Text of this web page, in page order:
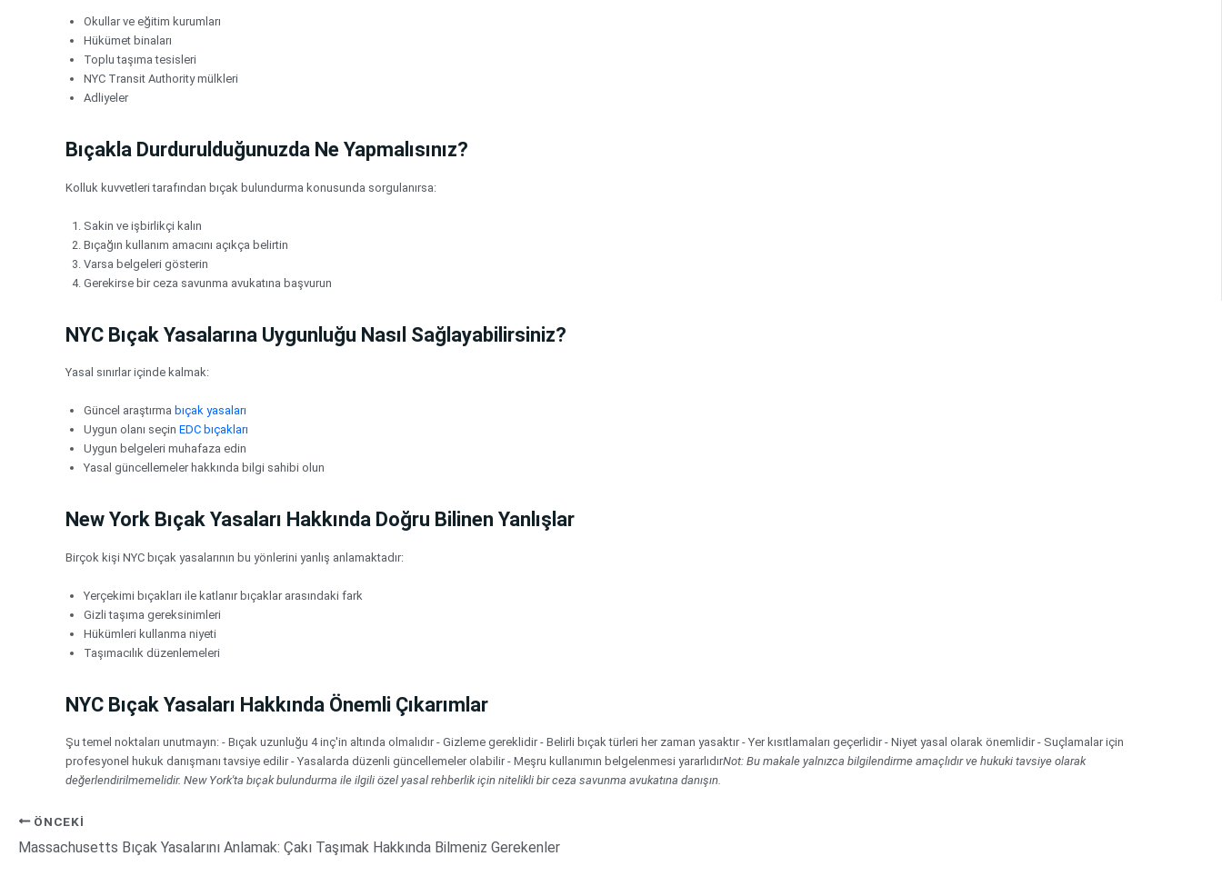
Okullar ve eğitim kurumları
Hükümet binaları
Toplu taşıma tesisleri
NYC Transit Authority mülkleri
Adliyeler
Bıçakla Durdurulduğunuzda Ne Yapmalısınız?
Kolluk kuvvetleri tarafından bıçak bulundurma konusunda sorgulanırsa:
Sakin ve işbirlikçi kalın
Bıçağın kullanım amacını açıkça belirtin
Varsa belgeleri gösterin
Gerekirse bir ceza savunma avukatına başvurun
NYC Bıçak Yasalarına Uygunluğu Nasıl Sağlayabilirsiniz?
Yasal sınırlar içinde kalmak:
Güncel araştırma bıçak yasaları
Uygun olanı seçin EDC bıçakları
Uygun belgeleri muhafaza edin
Yasal güncellemeler hakkında bilgi sahibi olun
New York Bıçak Yasaları Hakkında Doğru Bilinen Yanlışlar
Birçok kişi NYC bıçak yasalarının bu yönlerini yanlış anlamaktadır:
Yerçekimi bıçakları ile katlanır bıçaklar arasındaki fark
Gizli taşıma gereksinimleri
Hükümleri kullanma niyeti
Taşımacılık düzenlemeleri
NYC Bıçak Yasaları Hakkında Önemli Çıkarımlar
Şu temel noktaları unutmayın: - Bıçak uzunluğu 4 inç'in altında olmalıdır - Gizleme gereklidir - Belirli bıçak türleri her zaman yasaktır - Yer kısıtlamaları geçerlidir - Niyet yasal olarak önemlidir - Suçlamalar için
profesyonel hukuk danışmanı tavsiye edilir - Yasalarda düzenli güncellemeler olabilir - Meşru kullanımın belgelenmesi yararlıdırNot: Bu makale yalnızca bilgilendirme amaçlıdır ve hukuki tavsiye olarak
değerlendirilmemelidir. New York'ta bıçak bulundurma ile ilgili özel yasal rehberlik için nitelikli bir ceza savunma avukatına danışın.
ÖNCEKI
Massachusetts Bıçak Yasalarını Anlamak: Çakı Taşımak Hakkında Bilmeniz Gerekenler